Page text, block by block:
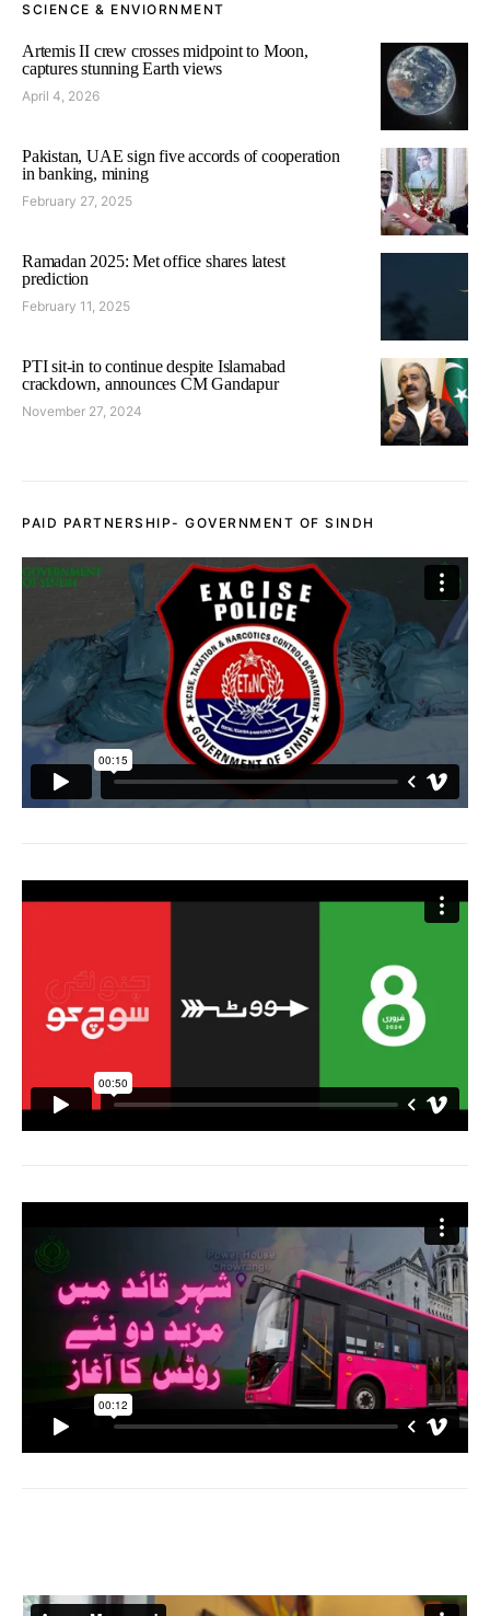
SCIENCE & ENVIORNMENT
Artemis II crew crosses midpoint to Moon,
captures stunning Earth views
April 4, 2026
Pakistan, UAE sign five accords of cooperation
in banking, mining
February 27, 2025
Ramadan 2025: Met office shares latest
prediction
February 11, 2025
PTI sit-in to continue despite Islamabad
crackdown, announces CM Gandapur
November 27, 2024
PAID PARTNERSHIP- GOVERNMENT OF SINDH